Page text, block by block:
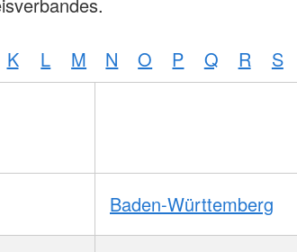
K L M N O P Q R S
Baden-Württemberg